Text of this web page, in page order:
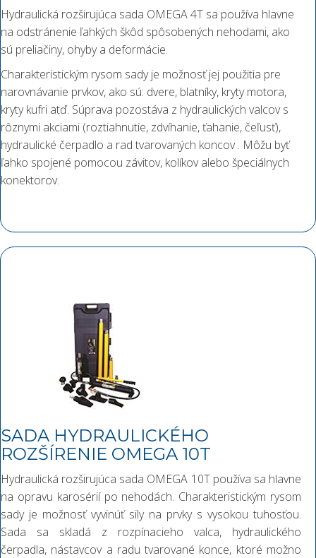
Hydraulická rozširujúca sada OMEGA 4T sa používa hlavne
na odstránenie ľahkých škôd spôsobených nehodami, ako
sú preliačiny, ohyby a deformácie.
Charakteristickým rysom sady je možnosť jej použitia pre
narovnávanie prvkov, ako sú: dvere, blatníky, kryty motora,
kryty kufri atď. Súprava pozostáva z hydraulických valcov s
rôznymi akciami (roztiahnutie, zdvíhanie, ťahanie, čeľusť),
hydraulické čerpadlo a rad tvarovaných koncov . Môžu byť
ľahko spojené pomocou závitov, kolíkov alebo špeciálnych
konektorov.
SADA HYDRAULICKÉHO
ROZŠÍRENIE OMEGA 10T
Hydraulická rozširujúca sada OMEGA 10T používa sa hlavne
na opravu karosérií po nehodách. Charakteristickým rysom
sady je možnosť vyvinúť sily na prvky s vysokou tuhosťou.
Sada sa skladá z rozpínacieho valca, hydraulického
čerpadla, nástavcov a radu tvarované konce, ktoré možno